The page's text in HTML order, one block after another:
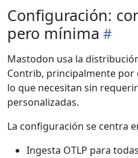
Configuración:
pero mínima
Mastodon usa la
Contrib, principalmente por
lo que necesitan sin
personalizadas.
La configuración se centra
Ingesta OTLP para